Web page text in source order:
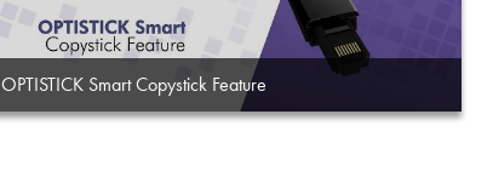
OPTISTICK Smart Copystick Feature